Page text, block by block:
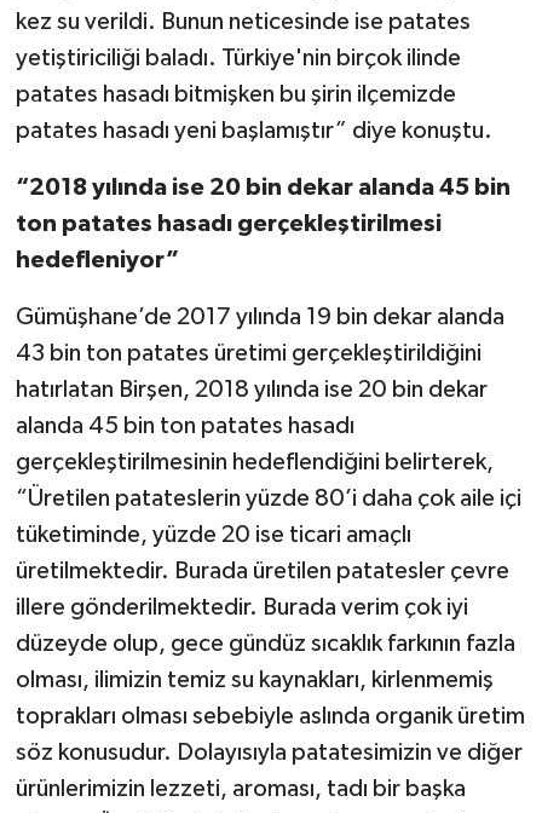
kez su verildi. Bunun neticesinde ise patates
yetiştiriciliği baladı. Türkiye'nin birçok ilinde
patates hasadı bitmişken bu şirin ilçemizde
patates hasadı yeni başlamıştır” diye konuştu.
“2018 yılında ise 20 bin dekar alanda 45 bin
ton patates hasadı gerçekleştirilmesi
hedefleniyor”
Gümüşhane’de 2017 yılında 19 bin dekar alanda
43 bin ton patates üretimi gerçekleştirildiğini
hatırlatan Birşen, 2018 yılında ise 20 bin dekar
alanda 45 bin ton patates hasadı
gerçekleştirilmesinin hedeflendiğini belirterek,
“Üretilen patateslerin yüzde 80’i daha çok aile içi
tüketiminde, yüzde 20 ise ticari amaçlı
üretilmektedir. Burada üretilen patatesler çevre
illere gönderilmektedir. Burada verim çok iyi
düzeyde olup, gece gündüz sıcaklık farkının fazla
olması, ilimizin temiz su kaynakları, kirlenmemiş
toprakları olması sebebiyle aslında organik üretim
söz konusudur. Dolayısıyla patatesimizin ve diğer
ürünlerimizin lezzeti, aroması, tadı bir başka